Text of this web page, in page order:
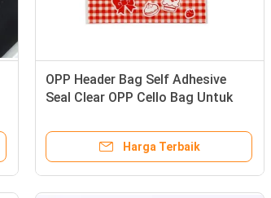
OPP Header Bag Self Adhesive
Seal Clear OPP Cello Bag Untuk
Harga Terbaik